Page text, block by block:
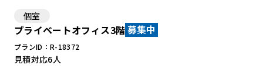
個室
プライベートオフィス3階 募集中
プランID：R-18372
見積対応6人